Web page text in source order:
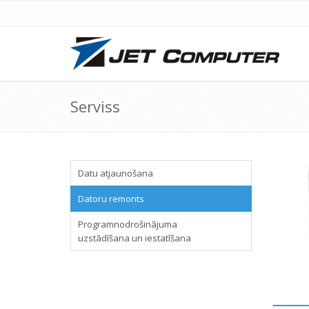
Serviss
Datu atjaunošana
Datoru remonts
Programnodrošinājuma
uzstādīšana un iestatīšana